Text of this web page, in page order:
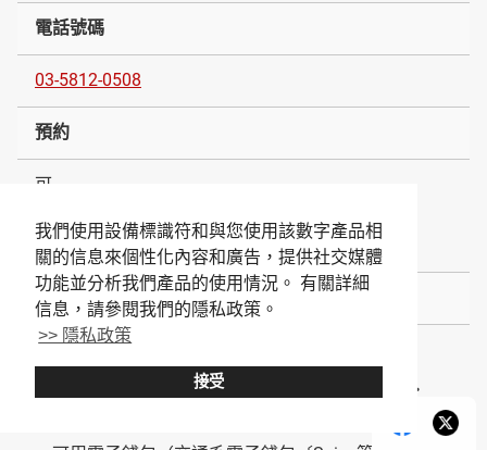
我們使用設備標識符和與您使用該數字產品相
關的信息來個性化內容和廣告，提供社交媒體
功能並分析我們產品的使用情況。 有關詳細
信息，請參閱我們的隱私政策。
>> 隱私政策
接受
電話號碼
03-5812-0508
預約
可
Gourmet、google經由、PayPayGourmet可預約
支付方式
可用卡（American Express・Diners・Disocver・